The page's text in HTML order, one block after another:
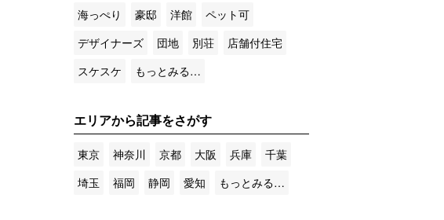
海っぺり
豪邸 洋館
ペット可
デザイナーズ
団地 別荘
店舗付住宅
スケスケ
もっとみる…
エリアから記事をさがす
東京 神奈川 京都 大阪 兵庫
千葉
埼玉
福岡 静岡 愛知 もっとみる…